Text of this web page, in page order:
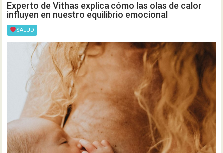
Experto de Vithas explica cómo las olas de calor
influyen en nuestro equilibrio emocional
SALUD